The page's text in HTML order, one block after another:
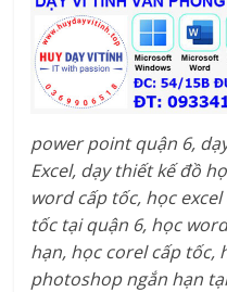
power point quận 6,
Excel, dạy thiết kế đồ
word cấp tốc, học
tốc tại quận 6, học
hạn, học corel cấp tốc,
photoshop ngắn hạn